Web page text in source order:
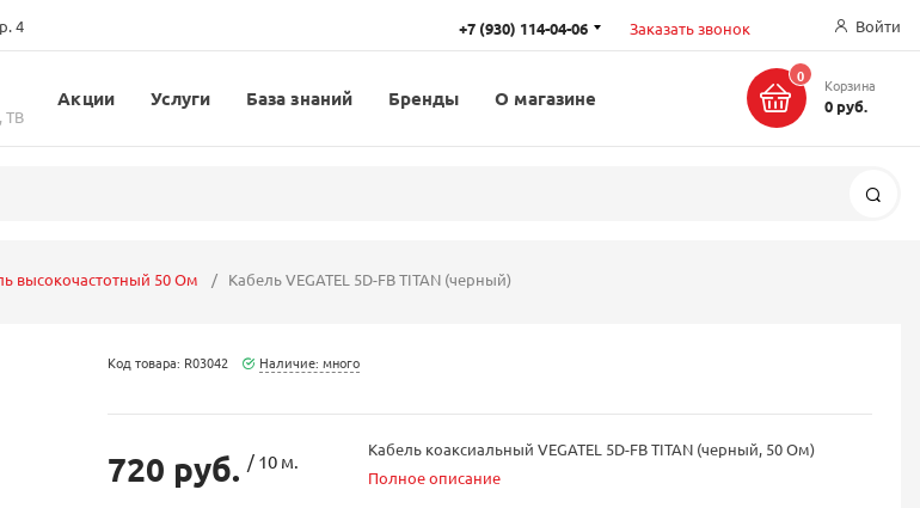
4 +7 (930) 114-04-06 Заказать звонок Войти
ТВ
Акции Услуги База знаний Бренды О магазине
0 Корзина
0 руб.
высокочастотный 50 Ом Кабель VEGATEL 5D-FB TITAN (черный)
Код товара: R03042 Наличие: много
720 руб. / 10 м.
Кабель коаксиальный VEGATEL 5D-FB TITAN (черный, 50 Ом)
Полное описание